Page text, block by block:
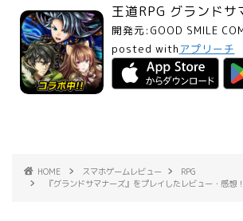
王道RPG グランドサ
開発元: GOOD SMILE
posted with アプリーチ
HOME スマホゲームレビュー
RPG
『グランドサマナーズ』をプレイしたレビュー・感想！